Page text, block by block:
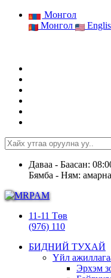
Монгол
Монгол
Даваа - Баасан:
Бямба - Ням: амарна
11-11 Төв
(976) 110
БИДНИЙ ТУХАЙ
Үйл
Эрхэм